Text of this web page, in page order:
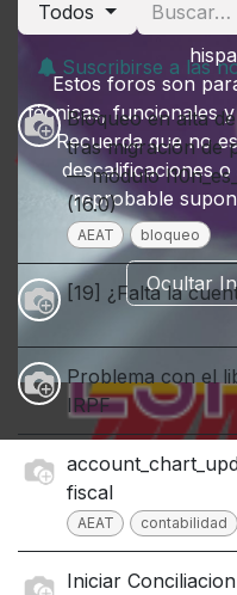
Somos la
Estos foros son
técnicas, funcionales
Recuerda que no
descalificaciones
reprobable
Ocultar
Todos
Suscribirse a las
Bloqueo en alta
tras migración de
— módulo
(16.0)
AEAT bloqueo
[19] ¿Falta la
Problema con el
IRPF
fiscal
AEAT contabilidad
Iniciar